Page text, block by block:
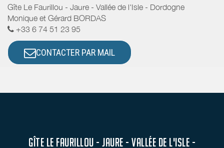
Gîte Le Faurillou - Jaure - Vallée de l'Isle - Dordogne
Monique et Gérard BORDAS
+33 6 74 51 23 95
CONTACTER PAR MAIL
GÎTE LE FAURILLOU - JAURE - VALLÉE DE L'ISLE -